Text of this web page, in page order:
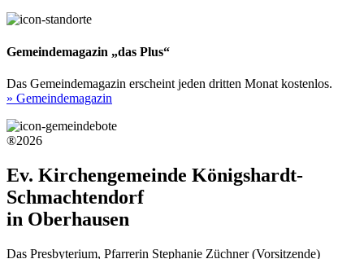
Gemeindemagazin „das Plus“
Das Gemeindemagazin erscheint jeden dritten Monat kostenlos.
» Gemeindemagazin
®2026
Ev. Kirchengemeinde Königshardt-
Schmachtendorf
in Oberhausen
Das Presbyterium, Pfarrerin Stephanie Züchner (Vorsitzende)